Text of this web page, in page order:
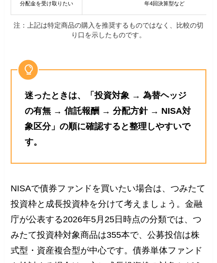
分配金を受け取りたい 年4回決算型など
注：上記は特定商品の購入を推奨するものではなく、比較の切
り口を示したものです。
迷ったときは、「投資対象 → 為替ヘッジ
の有無 → 信託報酬 → 分配方針 → NISA対
象区分」の順に確認すると整理しやすいで
す。
NISAで債券ファンドを買いたい場合は、つみたて
投資枠と成長投資枠を分けて考えましょう。金融
庁が公表する2026年5月25日時点の分類では、つ
みたて投資枠対象商品は355本で、公募投信は株
式型・資産複合型が中心です。債券単体ファンド